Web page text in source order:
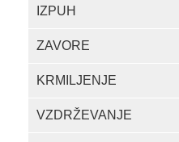
IZPUH
ZAVORE
KRMILJENJE
VZDRŽEVANJE